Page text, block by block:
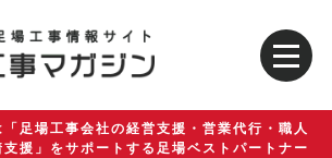
足場工事会社の経営支援・営業代行・職人
援」をサポートする足場ベストパートナー